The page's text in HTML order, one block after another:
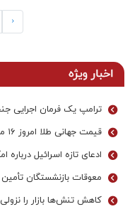
‹
اخبار ویژه
ترامپ یک فرمان اجرایی
قیمت جهانی طلا امروز ۱۶ مرداد
ادعای تازه اسرائیل درباره
معوقات بازنشستگان
کاهش تنش‌ها بازار را